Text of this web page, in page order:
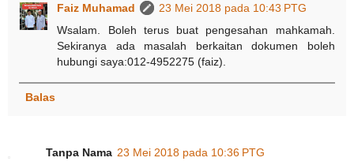
Faiz Muhamad
23 Mei 2018 pada 10:43 PTG
Wsalam. Boleh terus buat pengesahan mahkamah.
Sekiranya ada masalah berkaitan dokumen boleh
hubungi saya:012-4952275 (faiz).
Balas
Tanpa Nama 23 Mei 2018 pada 10:36 PTG